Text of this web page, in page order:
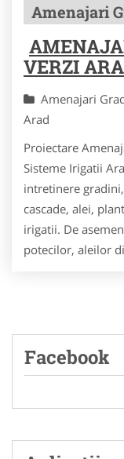
Amenajari
VERZI
Amenajari
Arad
Proiectare
Sisteme Irigatii
intretinere
cascade, alei,
irigatii. De
potecilor, aleilor
Facebook